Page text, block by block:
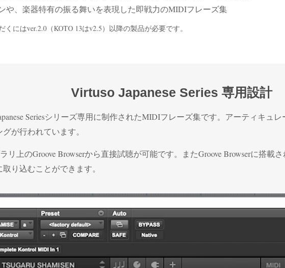
や、楽器特有の振る舞いを表現した即戦力のMIDIフレーズ集
くにはver.2.0（KOTO 13はv2.5）以降の製品が必要です。
Virtuso Japanese Series 専用設計
Seriesシリーズ専用に制作されたMIDIフレーズ集です。アーティキ
が行われています。
上のGroove Browserから直接試聴が可能です。またGroove Browserに搭載
り込むことができます。